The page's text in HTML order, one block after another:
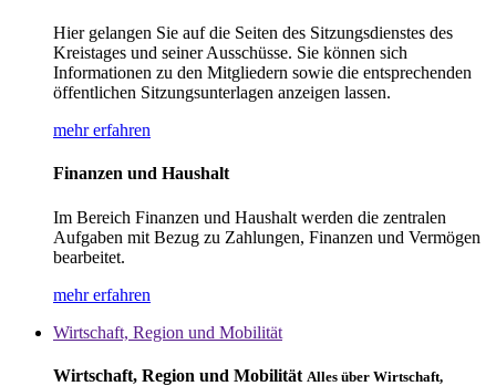
Hier gelangen Sie auf die Seiten des Sitzungsdienstes des
Kreistages und seiner Ausschüsse. Sie können sich
Informationen zu den Mitgliedern sowie die entsprechenden
öffentlichen Sitzungsunterlagen anzeigen lassen.
mehr erfahren
Finanzen und Haushalt
Im Bereich Finanzen und Haushalt werden die zentralen
Aufgaben mit Bezug zu Zahlungen, Finanzen und Vermögen
bearbeitet.
mehr erfahren
Wirtschaft, Region und Mobilität
Wirtschaft, Region und Mobilität Alles über Wirtschaft,